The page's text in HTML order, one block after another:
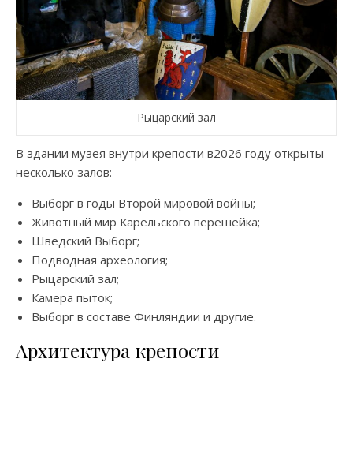
Рыцарский зал
В здании музея внутри крепости в2026 году открыты
несколько залов:
Выборг в годы Второй мировой войны;
Животный мир Карельского перешейка;
Шведский Выборг;
Подводная археология;
Рыцарский зал;
Камера пыток;
Выборг в составе Финляндии и другие.
Архитектура крепости